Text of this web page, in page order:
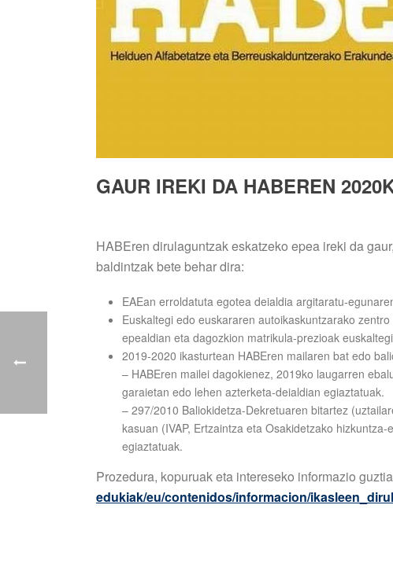
GAUR IREKI DA HABEREN
HABEren dirulaguntzak eskatzeko epea ireki da
baldintzak bete behar dira:
EAEan erroldatuta egotea deialdia argitaratu-
Euskaltegi edo euskararen autoikaskuntzarako
epealdian eta dagozkion matrikula-prezioak
2019-2020 ikasturtean HABEren mailaren bat edo
– HABEren mailei dagokienez, 2019ko laugarren
garaietan edo lehen azterketa-deialdian egiaztatuak.
– 297/2010 Baliokidetza-Dekretuaren bitartez
kasuan (IVAP, Ertzaintza eta Osakidetzako
egiaztatuak.
Prozedura, kopuruak eta intereseko informazio
edukiak/eu/contenidos/informacion/